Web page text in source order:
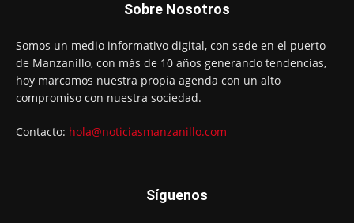
Sobre Nosotros
Somos un medio informativo digital, con sede en el puerto
de Manzanillo, con más de 10 años generando tendencias,
hoy marcamos nuestra propia agenda con un alto
compromiso con nuestra sociedad.
Contacto: hola@noticiasmanzanillo.com
Síguenos